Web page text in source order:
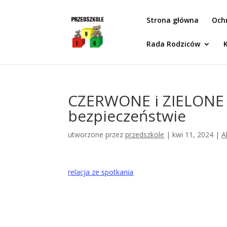
Strona główna
Rada Rodziców
CZERWONE i
bezpieczeństwie
utworzone przezprzedszkole |kwi 11, 2024 |
relacja ze spotkania